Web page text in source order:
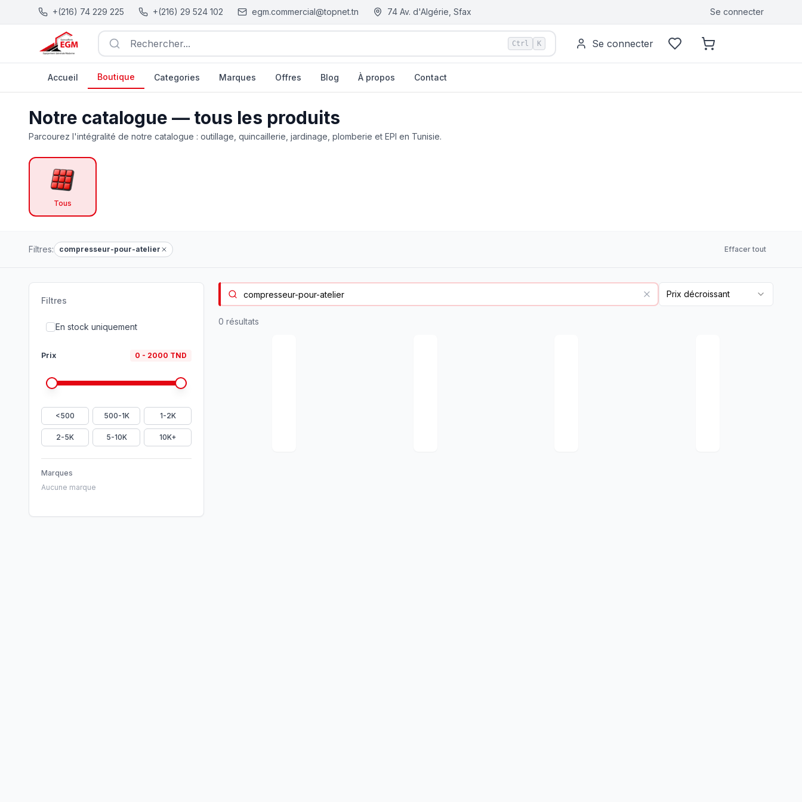
+(216) 74 229 225 +(216) 29 524 102 egm.commercial@topnet.tn 74 Av. d'Algérie, Sfax Se connecter
Rechercher... Ctrl K Se connecter
Accueil Boutique Categories Marques Offres Blog À propos Contact
Notre catalogue — tous les produits
Parcourez l'intégralité de notre catalogue : outillage, quincaillerie, jardinage, plomberie et EPI en Tunisie.
Tous
Filtres: compresseur-pour-atelier Effacer tout
Filtres
En stock uniquement
Prix 0 - 2000 TND
<500 500-1K 1-2K
2-5K 5-10K 10K+
Marques
Aucune marque
Prix décroissant
0 résultats